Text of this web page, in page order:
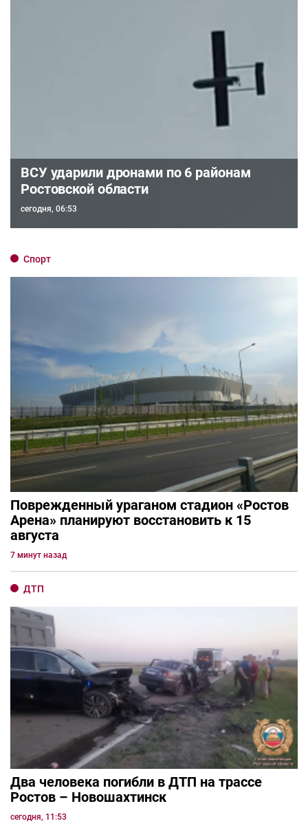
ВСУ ударили дронами по 6 районам
Ростовской области
сегодня, 06:53
Спорт
Поврежденный ураганом стадион «Ростов
Арена» планируют восстановить к 15
августа
7 минут назад
ДТП
Два человека погибли в ДТП на трассе
Ростов – Новошахтинск
сегодня, 11:53